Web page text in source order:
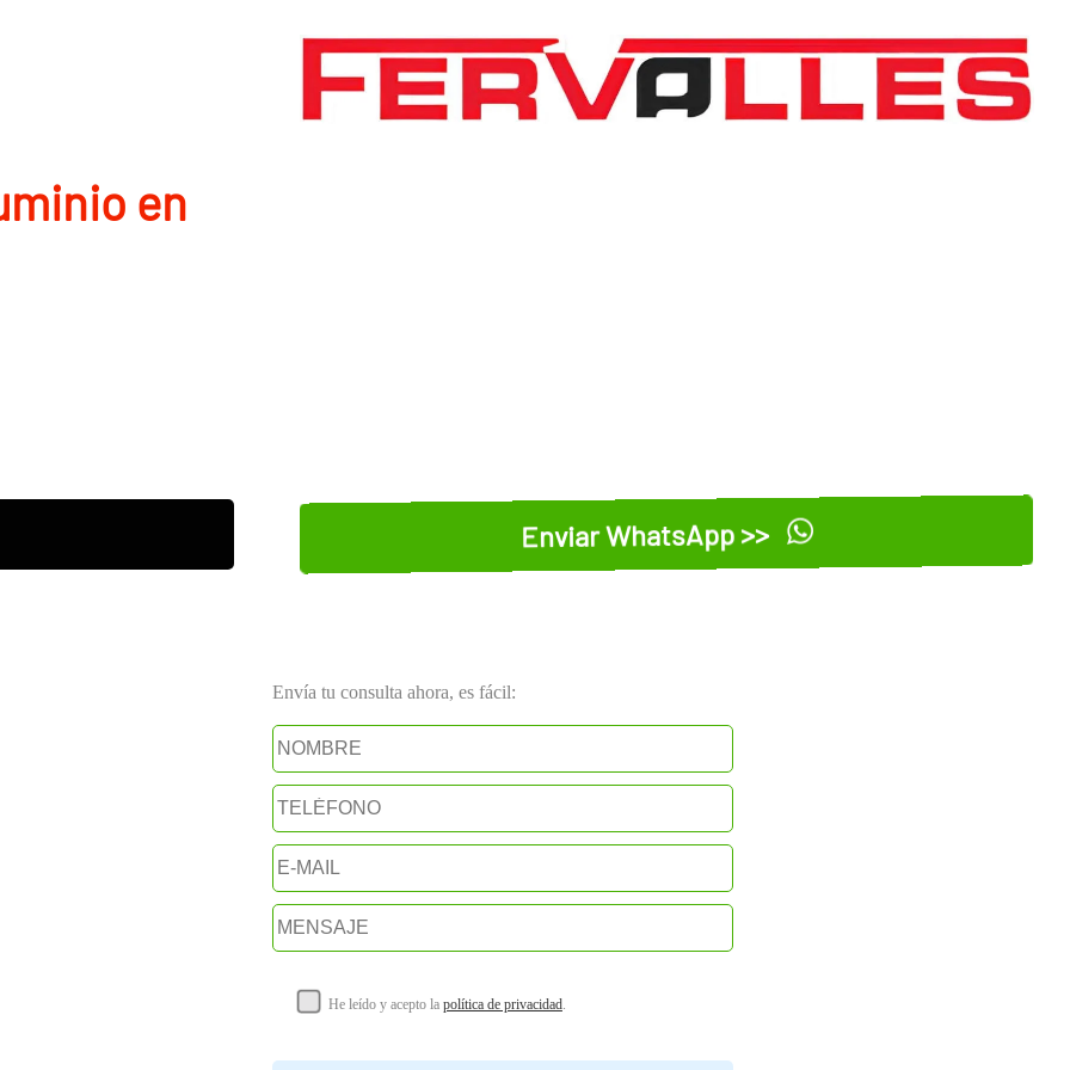
en
Enviar WhatsApp >>
Envía tu consulta ahora, es fácil:
He leído y acepto la política de privacidad.